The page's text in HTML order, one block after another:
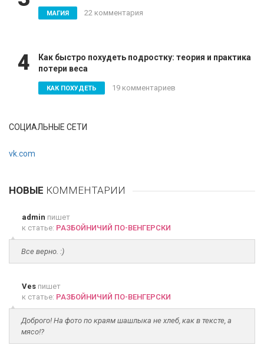
МАГИЯ 22 комментария
4
Как быстро похудеть подростку: теория и практика
потери веса
КАК ПОХУДЕТЬ 19 комментариев
СОЦИАЛЬНЫЕ СЕТИ
vk.com
НОВЫЕ КОММЕНТАРИИ
admin пишет
к статье: РАЗБОЙНИЧИЙ ПО-ВЕНГЕРСКИ
Все верно. :)
Ves пишет
к статье: РАЗБОЙНИЧИЙ ПО-ВЕНГЕРСКИ
Доброго! На фото по краям шашлыка не хлеб, как в тексте, а
мясо!?